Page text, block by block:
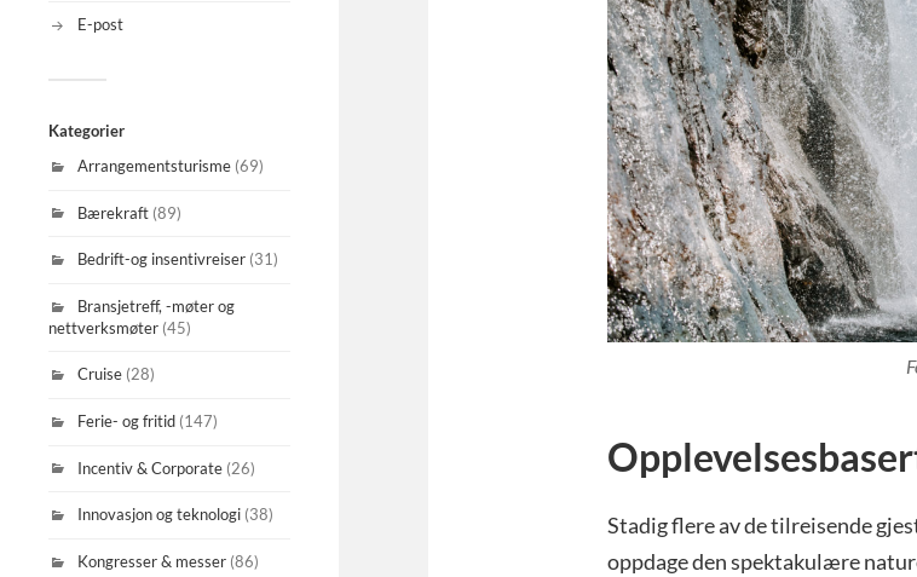
E-post
Kategorier
Arrangementsturisme (69)
Bærekraft (89)
Bedrift-og insentivreiser (31)
Bransjetreff, -møter og
nettverksmøter (45)
Cruise (28)
Ferie- og fritid (147)
Incentiv & Corporate (26)
Innovasjon og teknologi (38)
Kongresser & messer (86)
Stadig flere av de tilreisende
oppdage den spektakulære